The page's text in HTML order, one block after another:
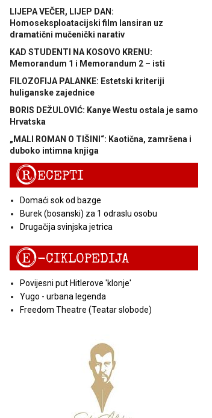
LIJEPA VEČER, LIJEP DAN:
Homoseksploatacijski film lansiran uz
dramatični mučenički narativ
KAD STUDENTI NA KOSOVO KRENU:
Memorandum 1 i Memorandum 2 – isti
FILOZOFIJA PALANKE: Estetski kriteriji
huliganske zajednice
BORIS DEŽULOVIĆ: Kanye Westu ostala je samo
Hrvatska
„MALI ROMAN O TIŠINI“: Kaotična, zamršena i
duboko intimna knjiga
RECEPTI
Domaći sok od bazge
Burek (bosanski) za 1 odraslu osobu
Drugačija svinjska jetrica
E-CIKLOPEDIJA
Povijesni put Hitlerove 'klonje'
Yugo - urbana legenda
Freedom Theatre (Teatar slobode)